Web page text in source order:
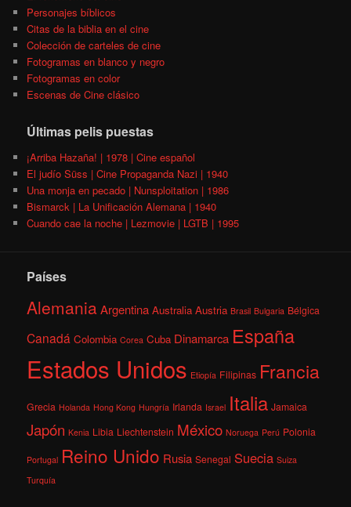
Personajes bíblicos
Citas de la biblia en el cine
Colección de carteles de cine
Fotogramas en blanco y negro
Fotogramas en color
Escenas de Cine clásico
Últimas pelis puestas
¡Arriba Hazaña! | 1978 | Cine español
El judío Süss | Cine Propaganda Nazi | 1940
Una monja en pecado | Nunsploitation | 1986
Bismarck | La Unificación Alemana | 1940
Cuando cae la noche | Lezmovie | LGTB | 1995
Países
AlemaniaArgentina Australia Austria Brasil Bulgaria Bélgica
Canadá Colombia Corea Cuba Dinamarca España
Estados Unidos Etiopía Filipinas Francia
Grecia Holanda Hong Kong Hungría Irlanda Israel Italia Jamaica
Japón Kenia Libia Liechtenstein México Noruega Perú Polonia
Portugal Reino Unido Rusia Senegal Suecia Suiza
Turquía